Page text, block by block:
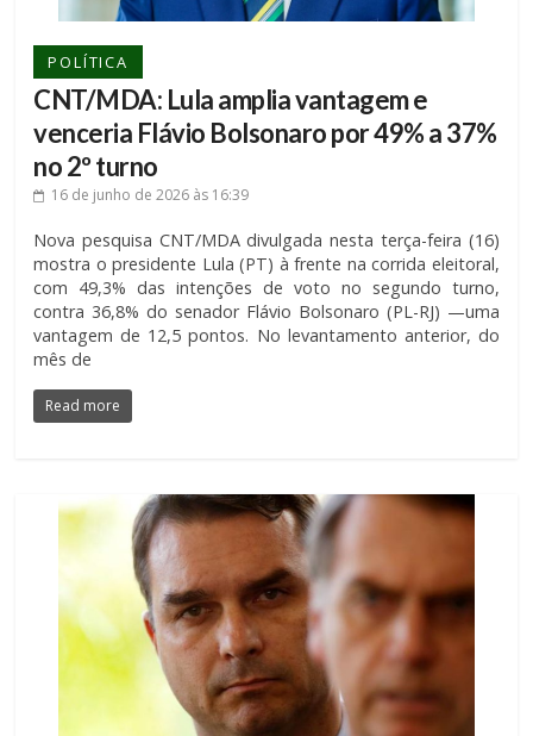
POLÍTICA
CNT/MDA: Lula amplia vantagem e
venceria Flávio Bolsonaro por 49% a 37%
no 2º turno
16 de junho de 2026 às 16:39
Nova pesquisa CNT/MDA divulgada nesta terça-feira (16)
mostra o presidente Lula (PT) à frente na corrida eleitoral,
com 49,3% das intenções de voto no segundo turno,
contra 36,8% do senador Flávio Bolsonaro (PL-RJ) —uma
vantagem de 12,5 pontos. No levantamento anterior, do
mês de
Read more